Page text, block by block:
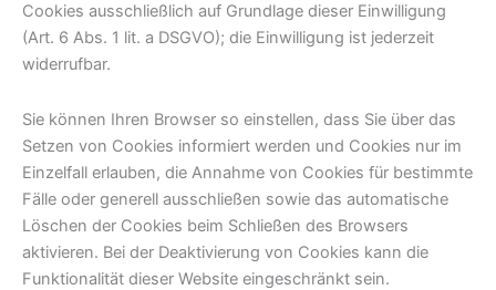
Cookies ausschließlich auf Grundlage dieser Einwilligung
(Art. 6 Abs. 1 lit. a DSGVO); die Einwilligung ist jederzeit
widerrufbar.
Sie können Ihren Browser so einstellen, dass Sie über das
Setzen von Cookies informiert werden und Cookies nur im
Einzelfall erlauben, die Annahme von Cookies für bestimmte
Fälle oder generell ausschließen sowie das automatische
Löschen der Cookies beim Schließen des Browsers
aktivieren. Bei der Deaktivierung von Cookies kann die
Funktionalität dieser Website eingeschränkt sein.